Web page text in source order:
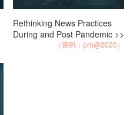
Rethinking News Practices
During and Post Pandemic >>
（密码：prn@2020）